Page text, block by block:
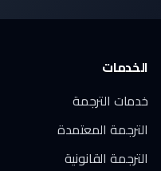
الخدمات
خدمات الترجمة
الترجمة المعتمدة
الترجمة القانونية